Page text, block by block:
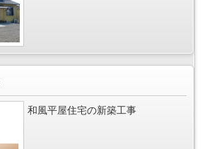
和風平屋住宅の新築工事